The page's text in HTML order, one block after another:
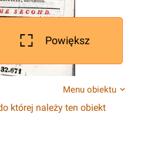
Powiększ
Menu obiektu
której należy ten obiekt